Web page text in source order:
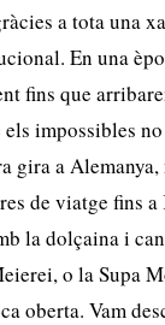
a tota una
En una
fins que
impossibles
gira a
de viatge fins
la dolçaina i
o la Supa
oberta. Vam